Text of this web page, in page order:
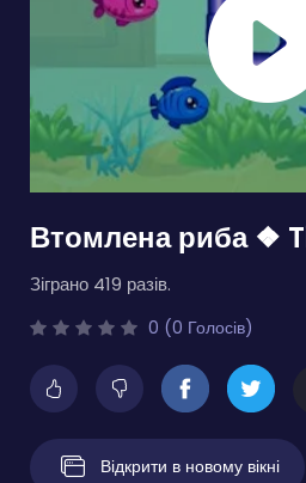
Втомлена риба ❖
Зіграно 419 разів.
0 (0 Голосів)
Відкрити в новому вікні